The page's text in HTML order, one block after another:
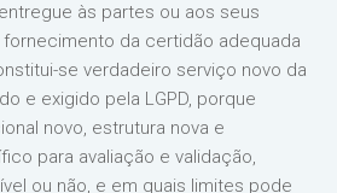
às partes ou aos seus
da certidão adequada
se verdadeiro serviço novo da
e exigido pela LGPD, porque
novo, estrutura nova e
para avaliação e validação,
ou não, e em quais limites pode